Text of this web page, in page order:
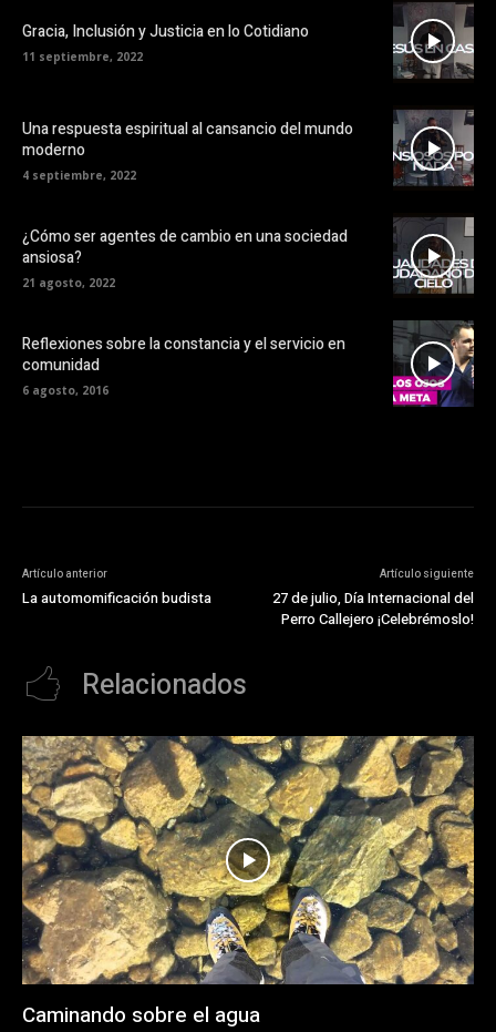
Gracia, Inclusión y Justicia en lo Cotidiano
11 septiembre, 2022
Una respuesta espiritual al cansancio del mundo
moderno
4 septiembre, 2022
¿Cómo ser agentes de cambio en una sociedad
ansiosa?
21 agosto, 2022
Reflexiones sobre la constancia y el servicio en
comunidad
6 agosto, 2016
Artículo anterior
La automomificación budista
Artículo siguiente
27 de julio, Día Internacional del
Perro Callejero ¡Celebrémoslo!
Relacionados
Caminando sobre el agua